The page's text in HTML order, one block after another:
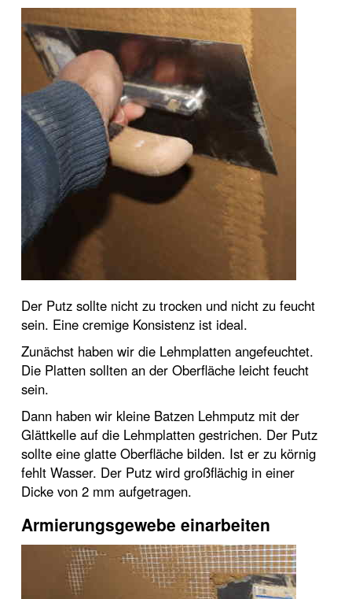
Der Putz sollte nicht zu trocken und nicht zu feucht
sein. Eine cremige Konsistenz ist ideal.
Zunächst haben wir die Lehmplatten angefeuchtet.
Die Platten sollten an der Oberfläche leicht feucht
sein.
Dann haben wir kleine Batzen Lehmputz mit der
Glättkelle auf die Lehmplatten gestrichen. Der Putz
sollte eine glatte Oberfläche bilden. Ist er zu körnig
fehlt Wasser. Der Putz wird großflächig in einer
Dicke von 2 mm aufgetragen.
Armierungsgewebe einarbeiten